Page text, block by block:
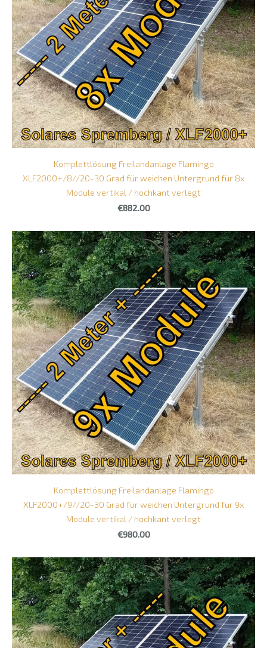
Komplettlösung Freilandanlage Flamingo
XLF2000+/8//20-30 Grad für weichen Untergrund für 8x
Module vertikal / hochkant verlegt
€882.00
Komplettlösung Freilandanlage Flamingo
XLF2000+/9//20-30 Grad für weichen Untergrund für 9x
Module vertikal / hochkant verlegt
€980.00